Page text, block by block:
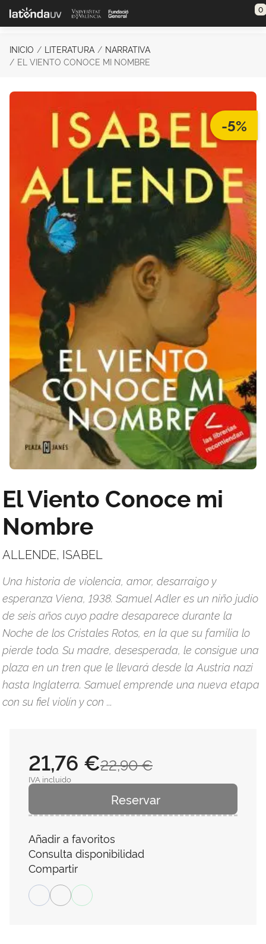
Saltar al contenido principal 0
INICIO LITERATURA
NARRATIVA
EL VIENTO CONOCE MI NOMBRE
-5%
El Viento Conoce mi
Nombre
ALLENDE, ISABEL
Una historia de violencia, amor, desarraigo y
esperanza Viena, 1938. Samuel Adler es un niño judío
de seis años cuyo padre desaparece durante la
Noche de los Cristales Rotos, en la que su familia lo
pierde todo. Su madre, desesperada, le consigue una
plaza en un tren que le llevará desde la Austria nazi
hasta Inglaterra. Samuel emprende una nueva etapa
con su fiel violín y con ...
22,90 €
21,76 €
IVA incluido
Reservar
Añadir a favoritos
Consulta disponibilidad
Compartir